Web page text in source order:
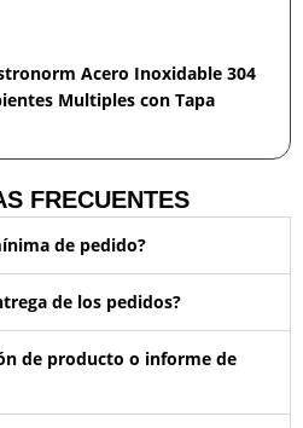
Acero Inoxidable 304
Multiples con Tapa
FRECUENTES
de pedido?
de los pedidos?
de producto o informe de